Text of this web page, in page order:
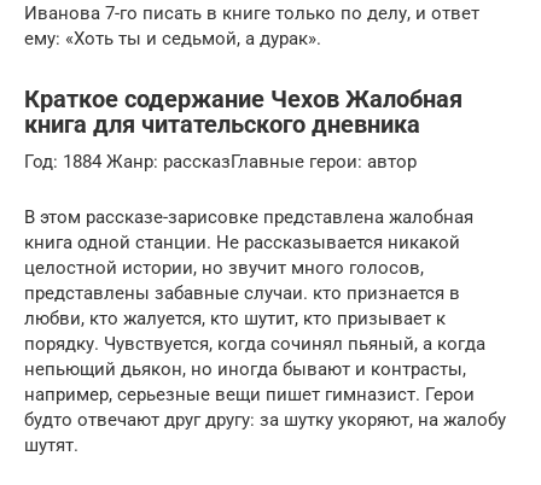
Иванова 7-го писать в книге только по делу, и ответ
ему: «Хоть ты и седьмой, а дурак».
Краткое содержание Чехов Жалобная
книга для читательского дневника
Год: 1884 Жанр: рассказГлавные герои: автор
В этом рассказе-зарисовке представлена жалобная
книга одной станции. Не рассказывается никакой
целостной истории, но звучит много голосов,
представлены забавные случаи. кто признается в
любви, кто жалуется, кто шутит, кто призывает к
порядку. Чувствуется, когда сочинял пьяный, а когда
непьющий дьякон, но иногда бывают и контрасты,
например, серьезные вещи пишет гимназист. Герои
будто отвечают друг другу: за шутку укоряют, на жалобу
шутят.